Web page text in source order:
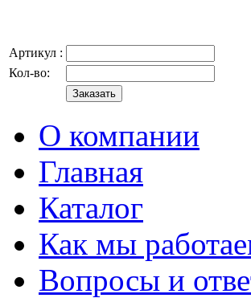
Артикул :
Кол-во:
О компании
Главная
Каталог
Как мы
Вопросы и